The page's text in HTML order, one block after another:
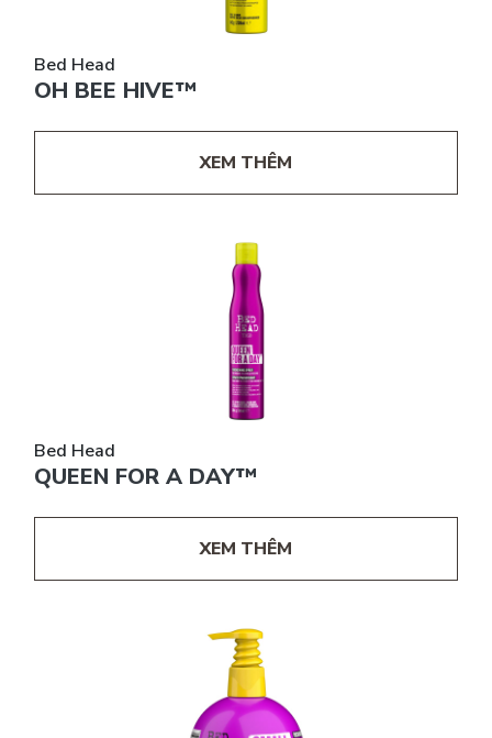
Bed Head
OH BEE HIVE™
XEM THÊM
Bed Head
QUEEN FOR A DAY™
XEM THÊM